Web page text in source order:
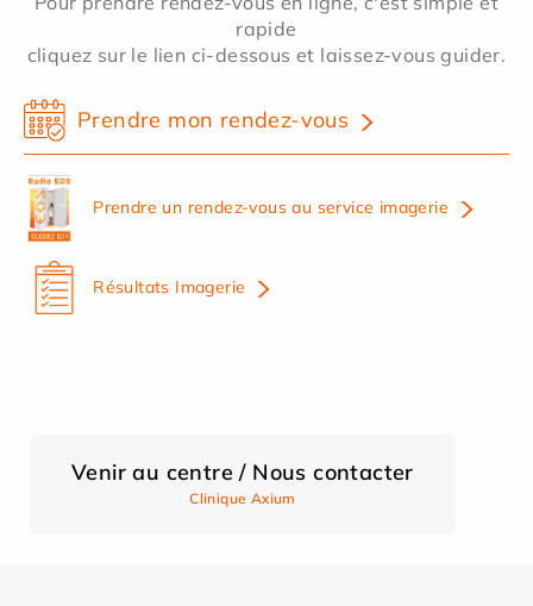
rapide
cliquez sur le lien ci-dessous et laissez-vous guider.
Prendre mon rendez-vous
Prendre un rendez-vous au service imagerie
Résultats Imagerie
Venir au centre / Nous contacter
Clinique Axium